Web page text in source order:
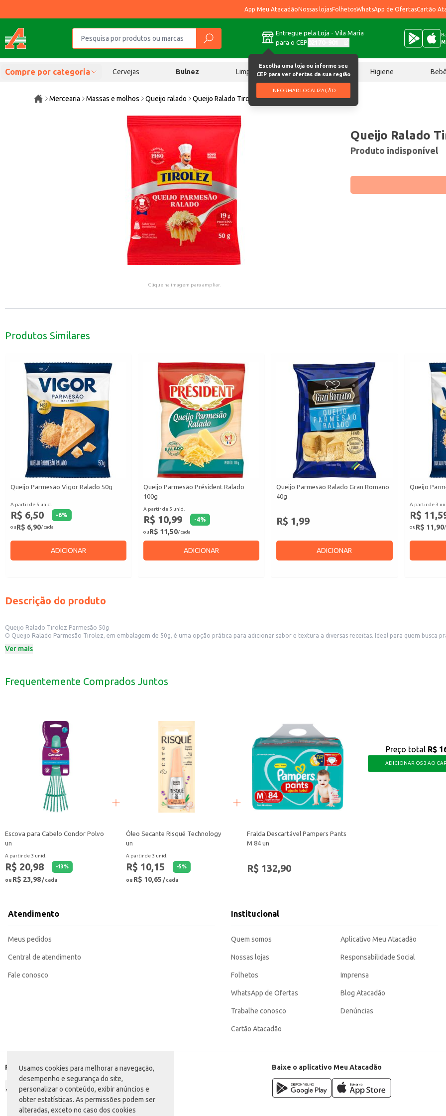
Usamos cookies para melhorar a navegação,
desempenho e segurança do site,
personalizar o conteúdo, exibir anúncios e
obter estatísticas. As permissões podem ser
alteradas, exceto no caso dos cookies
App Meu AtacadãoNossas lojasFolhetosWhatsApp de OfertasCartão
Entregue pela Loja - Vila Maria
para o CEP
Escolha uma loja ou informe seu
CEP para ver ofertas da sua região
INFORMAR LOCALIZAÇÃO
Compre por categoria Cervejas Bulnez Limpeza Chocolates Higiene
Mercearia Massas e molhos Queijo ralado Queijo Ralado Tirolez Parmesão 50g
Clique na imagem para ampliar.
Queijo Ralado
Produto indisponível
Produtos Similares
Queijo Parmesão Vigor Ralado 50g
A partir de 5 unid.
R$ 6,50 -6%
ouR$ 6,90/ cada
ADICIONAR
Queijo Parmesão Président Ralado
100g
A partir de 5 unid.
R$ 10,99 -4%
ouR$ 11,50/ cada
ADICIONAR
Queijo Parmesão Ralado Gran Romano
40g
R$ 1,99
ADICIONAR
Queijo
A partir de 3
R$
ouR$ 11,90/
Descrição do produto
Queijo Ralado Tirolez Parmesão 50g
O Queijo Ralado Parmesão Tirolez, em embalagem de 50g, é uma opção prática para adicionar sabor e textura a diversas receitas. Ideal para quem busca
Dicas de Uso:
Sirva com pães e torradas como aperitivo.
Ver mais
Frequentemente Comprados Juntos
Escova para Cabelo Condor Polvo
un
A partir de 3 unid.
R$ 20,98 -13%
ou R$ 23,98/ cada
Óleo Secante Risqué Technology
un
A partir de 3 unid.
R$ 10,15 -5%
ou R$ 10,65 / cada
Fralda Descartável Pampers Pants
M 84 un
R$ 132,90
Preço total R$
ADICIONAR OS 3 AO
Atendimento
Meus pedidos
Central de atendimento
Fale conosco
Institucional
Quem somos
Nossas lojas
Folhetos
WhatsApp de Ofertas
Trabalhe conosco
Cartão Atacadão
Aplicativo Meu Atacadão
Responsabilidade Social
Imprensa
Blog Atacadão
Denúncias
Formas de pagamento Baixe o aplicativo Meu Atacadão